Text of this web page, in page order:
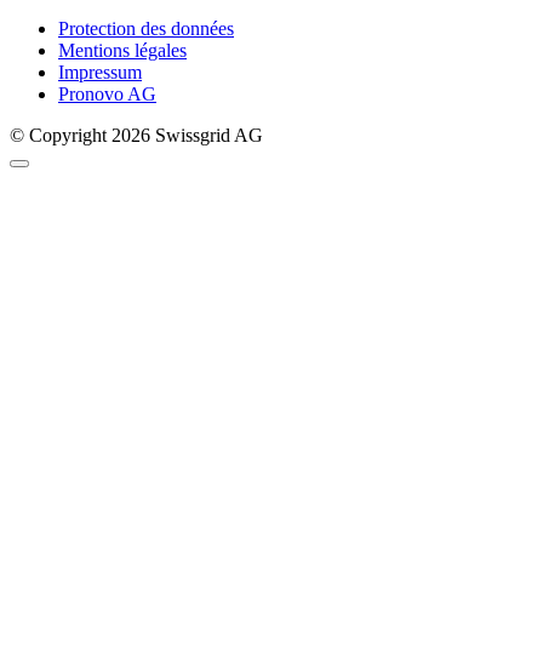
Protection des données
Mentions légales
Impressum
Pronovo AG
© Copyright 2026 Swissgrid AG